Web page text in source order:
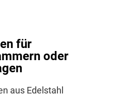
für
oder
aus Edelstahl